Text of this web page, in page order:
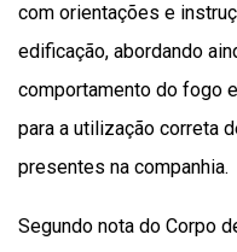
com orientações e
edificação, abordando
comportamento do fogo
para a utilização correta
presentes na companhia.
Segundo nota do Corpo